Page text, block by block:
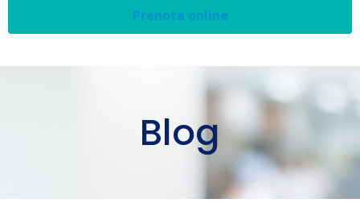
Prenota online
Blog